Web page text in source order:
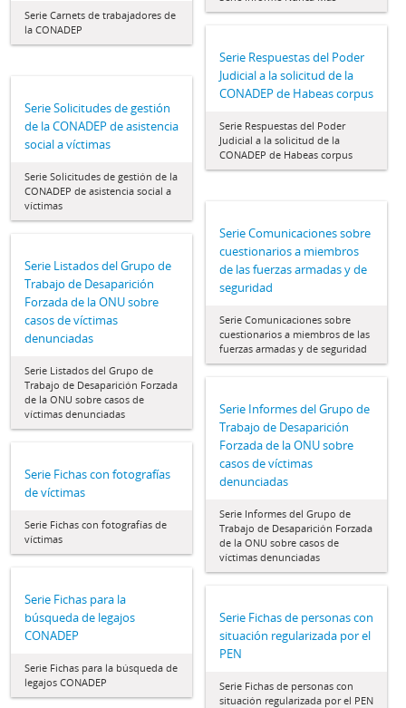
Serie Carnets de trabajadores de
la CONADEP
Serie Respuestas del Poder
Judicial a la solicitud de la
CONADEP de Habeas corpus
Serie Respuestas del Poder
Judicial a la solicitud de la
CONADEP de Habeas corpus
Serie Solicitudes de gestión
de la CONADEP de asistencia
social a víctimas
Serie Solicitudes de gestión de la
CONADEP de asistencia social a
víctimas
Serie Comunicaciones sobre
cuestionarios a miembros
de las fuerzas armadas y de
seguridad
Serie Comunicaciones sobre
cuestionarios a miembros de las
fuerzas armadas y de seguridad
Serie Listados del Grupo de
Trabajo de Desaparición
Forzada de la ONU sobre
casos de víctimas
denunciadas
Serie Listados del Grupo de
Trabajo de Desaparición Forzada
de la ONU sobre casos de
víctimas denunciadas
Serie Informes del Grupo de
Trabajo de Desaparición
Forzada de la ONU sobre
casos de víctimas
denunciadas
Serie Informes del Grupo de
Trabajo de Desaparición Forzada
de la ONU sobre casos de
víctimas denunciadas
Serie Fichas con fotografías
de víctimas
Serie Fichas con fotografías de
víctimas
Serie Fichas para la
búsqueda de legajos
CONADEP
Serie Fichas para la búsqueda de
legajos CONADEP
Serie Fichas de personas con
situación regularizada por el
PEN
Serie Fichas de personas con
situación regularizada por el PEN